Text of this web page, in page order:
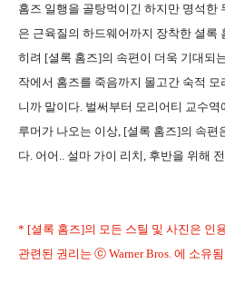
홈즈 일행을 골탕먹이긴 하지만 명석한
은 근육질의 하드웨어까지 장착한 셜록
히려 [셜록 홈즈]의 속편이 더욱 기대되
작에서 홈즈를 죽음까지 몰고간 숙적
니까 말이다. 벌써부터 모리어티 교수
루머가 나오는 이상, [셜록 홈즈]의 속편
다. 어어.. 설마 가이 리치, 후반을 위해
* [셜록 홈즈]의 모든 스틸 및 사진은 인
관련된 권리는 ⓒ Warner Bros. 에 소유